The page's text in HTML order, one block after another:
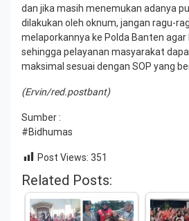
dan jika masih menemukan adanya
dilakukan oleh oknum, jangan ragu-
melaporkannya ke Polda Banten
sehingga pelayanan masyarakat
maksimal sesuai dengan SOP yang
(Ervin/red.postbant)
Sumber :
#Bidhumas
Post Views: 351
Related Posts: